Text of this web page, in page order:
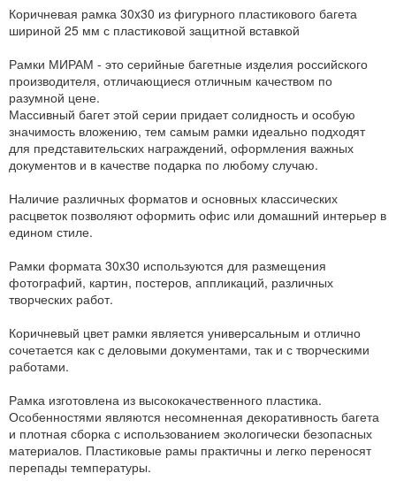
Коричневая рамка 30x30 из фигурного пластикового багета
шириной 25 мм с пластиковой защитной вставкой
Рамки МИРАМ - это серийные багетные изделия российского
производителя, отличающиеся отличным качеством по
разумной цене.
Массивный багет этой серии придает солидность и особую
значимость вложению, тем самым рамки идеально подходят
для представительских награждений, оформления важных
документов и в качестве подарка по любому случаю.
Наличие различных форматов и основных классических
расцветок позволяют оформить офис или домашний интерьер в
едином стиле.
Рамки формата 30x30 используются для размещения
фотографий, картин, постеров, аппликаций, различных
творческих работ.
Коричневый цвет рамки является универсальным и отлично
сочетается как с деловыми документами, так и с творческими
работами.
Рамка изготовлена из высококачественного пластика.
Особенностями являются несомненная декоративность багета
и плотная сборка с использованием экологически безопасных
материалов. Пластиковые рамы практичны и легко переносят
перепады температуры.